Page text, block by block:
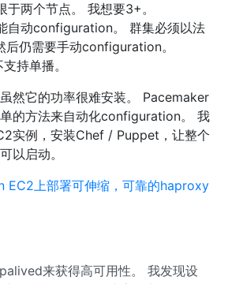
于两个节点。 我想要3+。
自动configuration。 群集必须以法
后仍需要手动configuration。
持单播。
然它的功率很难安装。 Pacemaker
的方法来自动化configuration。 我
实例，安装Chef / Puppet，让整个
以启动。
EC2上部署可伸缩，可靠的haproxy
来获得高可用性。 我发现设